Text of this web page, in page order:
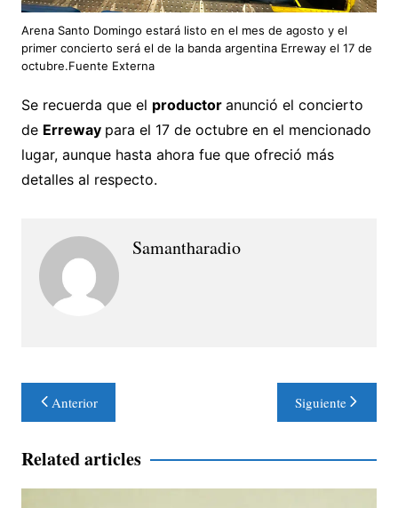
Arena Santo Domingo estará listo en el mes de agosto y el
primer concierto será el de la banda argentina Erreway el 17 de
octubre.Fuente Externa
Se recuerda que el productor anunció el concierto
de Erreway para el 17 de octubre en el mencionado
lugar, aunque hasta ahora fue que ofreció más
detalles al respecto.
Samantharadio
Navegación
de
entradas
Anterior Siguiente
Related articles